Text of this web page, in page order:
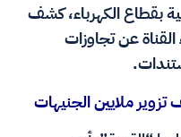
بقطاع الكهرباء، كشف
عن تجاوزات
ملايين الجنيهات